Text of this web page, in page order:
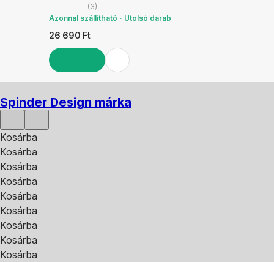
(3)
Azonnal szállítható
Utolsó darab
26 690 Ft
Spinder Design márka
Kosárba
Kosárba
Kosárba
Kosárba
Kosárba
Kosárba
Kosárba
Kosárba
Kosárba